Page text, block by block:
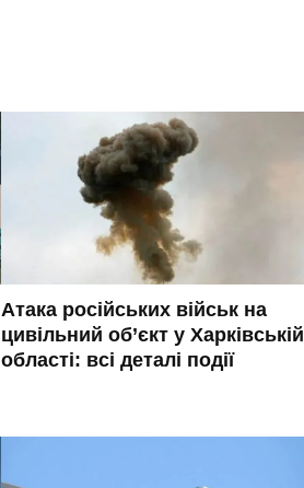
Атака російських військ на
цивільний об’єкт у Харківській
області: всі деталі події